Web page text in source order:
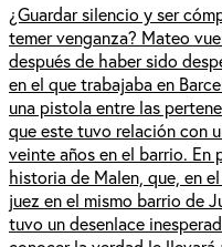
¿Guardar silencio y ser
temer venganza? Mateo
después de haber sido
en el que trabajaba en
una pistola entre las
que este tuvo relación con
veinte años en el barrio.
historia de Malen, que, en
juez en el mismo barrio de
tuvo un desenlace